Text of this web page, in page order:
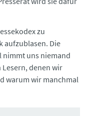
zu
aufzublasen. Die
nimmt uns niemand
Lesern, denen wir
warum wir manchmal